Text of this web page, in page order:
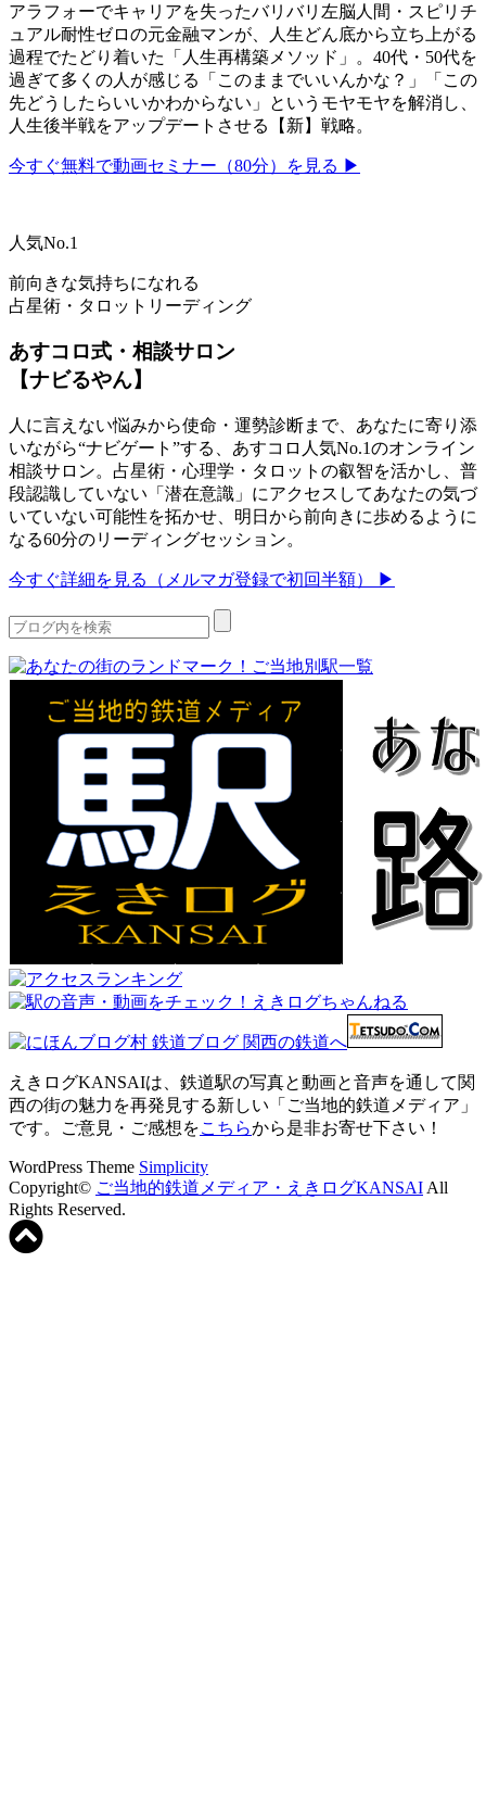
アラフォーでキャリアを失ったバリバリ左脳人間・スピリチ
ュアル耐性ゼロの元金融マンが、人生どん底から立ち上がる
過程でたどり着いた「人生再構築メソッド」。40代・50代を
過ぎて多くの人が感じる「このままでいいんかな？」「この
先どうしたらいいかわからない」というモヤモヤを解消し、
人生後半戦をアップデートさせる【新】戦略。
今すぐ無料で動画セミナー（80分）を見る ▶
人気No.1
前向きな気持ちになれる
占星術・タロットリーディング
あすコロ式・相談サロン
【ナビるやん】
人に言えない悩みから使命・運勢診断まで、あなたに寄り添
いながら“ナビゲート”する、あすコロ人気No.1のオンライン
相談サロン。占星術・心理学・タロットの叡智を活かし、普
段認識していない「潜在意識」にアクセスしてあなたの気づ
いていない可能性を拓かせ、明日から前向きに歩めるように
なる60分のリーディングセッション。
今すぐ詳細を見る（メルマガ登録で初回半額） ▶
えきログKANSAIは、鉄道駅の写真と動画と音声を通して関
西の街の魅力を再発見する新しい「ご当地的鉄道メディア」
です。ご意見・ご感想をこちらから是非お寄せ下さい！
WordPress Theme Simplicity
Copyright© ご当地的鉄道メディア・えきログKANSAI All
Rights Reserved.